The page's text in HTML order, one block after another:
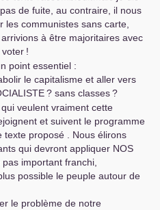
de fuite, au contraire, il nous
les communistes sans carte,
à être majoritaires avec
voter !
point essentiel :
le capitalisme et aller vers
? sans classes?
veulent vraiment cette
et suivent le programme
texte proposé . Nous élirons
qui devront appliquer NOS
important franchi,
possible le peuple autour de
le problème de notre